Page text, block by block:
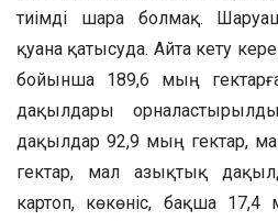
тиімді шара болмақ.
қуана қатысуда. Айта кету
бойынша 189,6 мың
дақылдары
дақылдар 92,9 мың гектар,
гектар, мал азықтық
картоп, көкөнiс, бақша 17,4